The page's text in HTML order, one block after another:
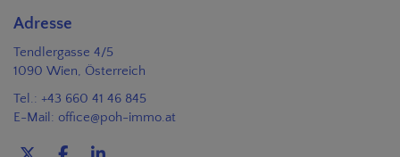
Adresse
Tendlergasse 4/5
1090 Wien, Österreich
Tel.: +43 660 41 46 845
E-Mail: office@poh-immo.at